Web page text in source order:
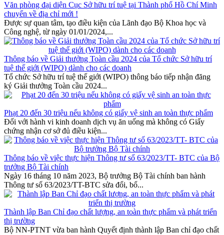
Văn phòng đại diện Cục Sở hữu trí tuệ tại Thành phố Hồ Chí Minh
chuyển về địa chỉ mới !
Được sự quan tâm, tạo điều kiện của Lãnh đạo Bộ Khoa học và
Công nghệ, từ ngày 01/01/2024,...
Thông báo về Giải thưởng Toàn cầu 2024 của Tổ chức Sở hữu trí
tuệ thế giới (WIPO) dành cho các doanh
Tổ chức Sở hữu trí tuệ thế giới (WIPO) thông báo tiếp nhận đăng
ký Giải thưởng Toàn cầu 2024...
Phạt 20 đến 30 triệu nếu không có giấy vệ sinh an toàn thực phẩm
Đối với hành vi kinh doanh dịch vụ ăn uống mà không có Giấy
chứng nhận cơ sở đủ điều kiện...
Thông báo về việc thực hiện Thông tư số 63/2023/TT- BTC của Bộ
trưởng Bộ Tài chính
Ngày 16 tháng 10 năm 2023, Bộ trưởng Bộ Tài chính ban hành
Thông tư số 63/2023/TT-BTC sửa đổi, bổ...
Thành lập Ban Chỉ đạo chất lượng, an toàn thực phẩm và phát triển
thị trường
Bộ NN-PTNT vừa ban hành Quyết định thành lập Ban chỉ đạo chất